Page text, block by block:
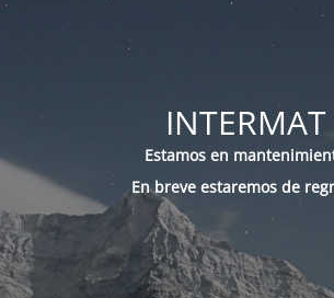
INTERMAT
Estamos en
En breve estaremos de